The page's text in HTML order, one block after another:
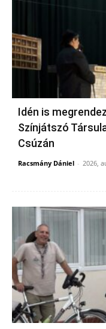
Idén is
Színjátszó
Csúzán
Racsmány Dániel - 2026,